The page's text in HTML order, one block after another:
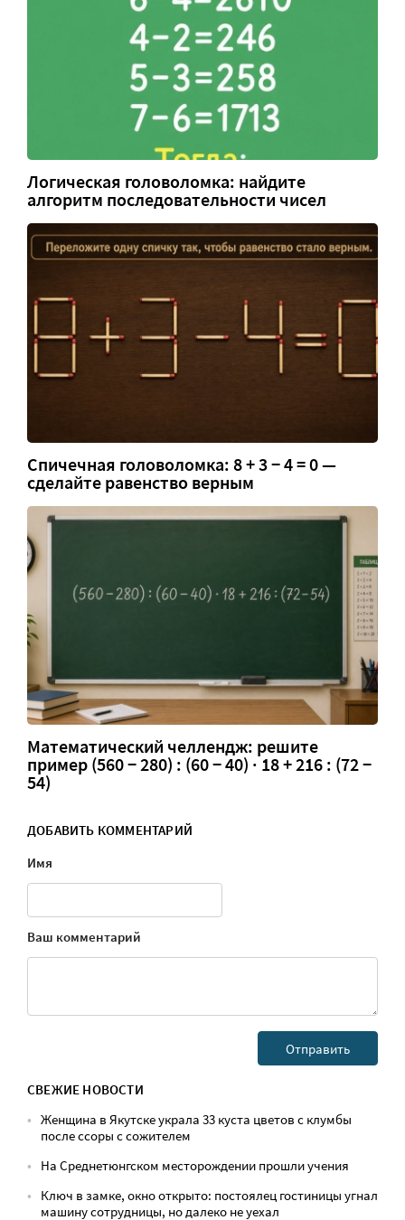
Логическая головоломка: найдите
алгоритм последовательности чисел
Спичечная головоломка: 8 + 3 − 4 = 0 —
сделайте равенство верным
Математический челлендж: решите
пример (560 − 280) : (60 − 40) · 18 + 216 : (72 −
54)
ДОБАВИТЬ КОММЕНТАРИЙ
Имя
Ваш комментарий
СВЕЖИЕ НОВОСТИ
Женщина в Якутске украла 33 куста цветов с клумбы
после ссоры с сожителем
На Среднетюнгском месторождении прошли учения
Ключ в замке, окно открыто: постоялец гостиницы угнал
машину сотрудницы, но далеко не уехал